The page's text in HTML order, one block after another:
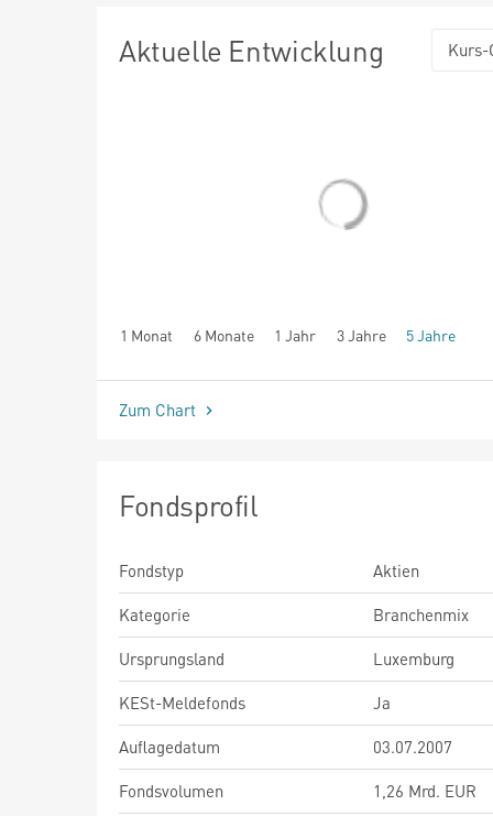
Aktuelle Entwicklung Kurs-
1 Monat 6 Monate 1 Jahr 3 Jahre 5 Jahre
seit Beginn
Zum Chart
Fondsprofil
Fondstyp
Aktien
Kategorie
Branchenmix
Ursprungsland
Luxemburg
KESt-Meldefonds
Ja
Auflagedatum
03.07.2007
Fondsvolumen
1,26 Mrd. EUR